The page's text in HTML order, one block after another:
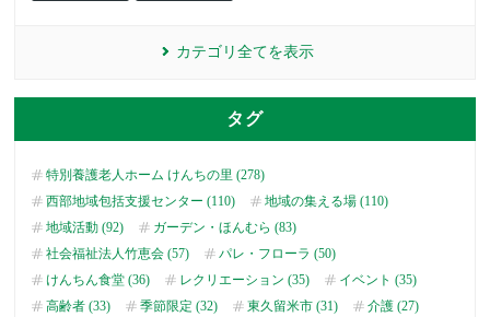
カテゴリ全てを表示
タグ
特別養護老人ホーム けんちの里 (278)
西部地域包括支援センター (110)
地域の集える場 (110)
地域活動 (92)
ガーデン・ほんむら (83)
社会福祉法人竹恵会 (57)
パレ・フローラ (50)
けんちん食堂 (36)
レクリエーション (35)
イベント (35)
高齢者 (33)
季節限定 (32) 東久留米市 (31)
介護 (27)